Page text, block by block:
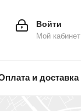
Войти
Мой кабинет
и доставка